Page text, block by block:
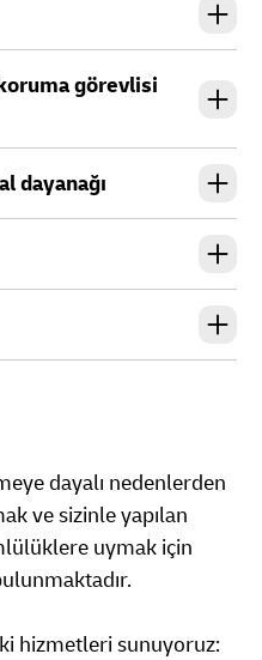
görevlisi
dayanağı
dayalı nedenlerden
ve sizinle yapılan
uymak için
hizmetleri sunuyoruz: